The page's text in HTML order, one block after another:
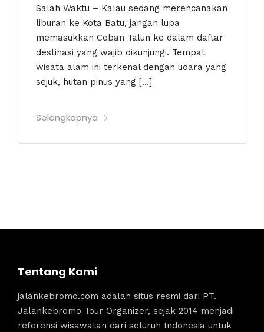
Salah Waktu – Kalau sedang merencanakan
liburan ke Kota Batu, jangan lupa
memasukkan Coban Talun ke dalam daftar
destinasi yang wajib dikunjungi. Tempat
wisata alam ini terkenal dengan udara yang
sejuk, hutan pinus yang […]
Selengkapnya
Tentang Kami
jalankebromo.com adalah situs resmi dari PT.
Jalankebromo Tour Organizer, sejak 2014 menjadi
referensi wisawatan dari seluruh Indonesia untuk